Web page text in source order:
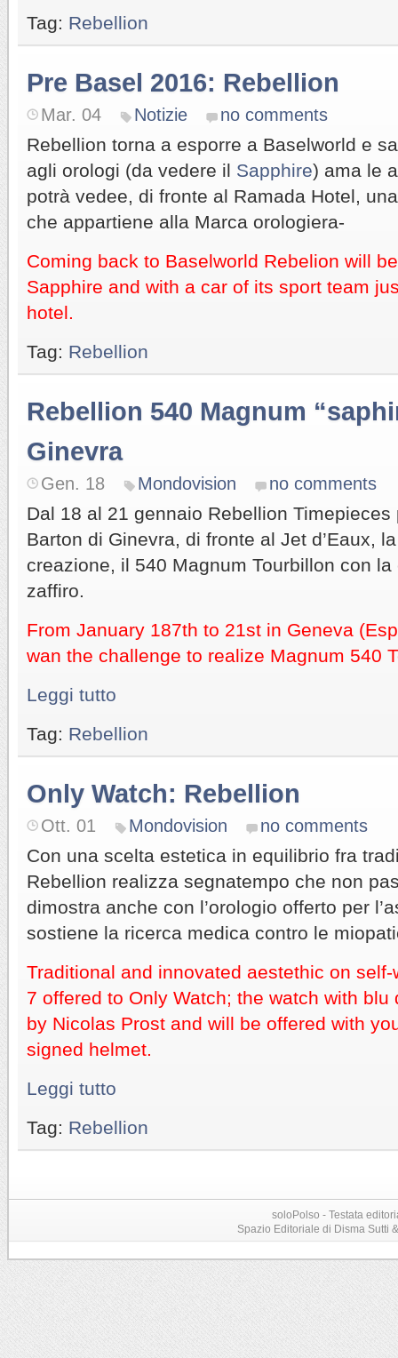
Tag: Rebellion
Pre Basel 2016: Rebellion
Mar. 04 Notizie no comments
Rebellion torna a esporre a Baselworld e
agli orologi (da vedere il Sapphire) ama le
potrà vedee, di fronte al Ramada Hotel,
che appartiene alla Marca orologiera-
Coming back to Baselworld Rebelion will
Sapphire and with a car of its sport team
hotel.
Tag: Rebellion
Rebellion 540 Magnum
Ginevra
Gen. 18 Mondovision no comments
Dal 18 al 21 gennaio Rebellion Timepieces
Barton di Ginevra, di fronte al Jet d’Eaux,
creazione, il 540 Magnum Tourbillon con
zaffiro.
From January 187th to 21st in Geneva
wan the challenge to realize Magnum 540
Leggi tutto
Tag: Rebellion
Only Watch: Rebellion
Ott. 01 Mondovision no comments
Con una scelta estetica in equilibrio fra
Rebellion realizza segnatempo che non
dimostra anche con l’orologio offerto per
sostiene la ricerca medica contro le
Traditional and innovated aestethic on
7 offered to Only Watch; the watch with
by Nicolas Prost and will be offered with
signed helmet.
Leggi tutto
Tag: Rebellion
soloPolso - Testata
Spazio Editoriale di Disma Sutti